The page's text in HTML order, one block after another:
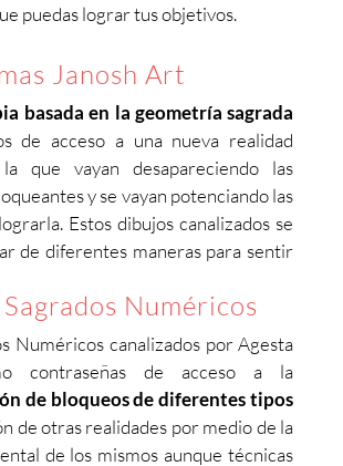
puedas lograr tus objetivos.
Janosh Art
basada en la geometría sagrada
de acceso a una nueva realidad
que vayan desapareciendo las
y se vayan potenciando las
Estos dibujos canalizados se
de diferentes maneras para sentir
Numéricos
Numéricos canalizados por Agesta
contraseñas de acceso a la
de bloqueos de diferentes tipos
de otras realidades por medio de la
de los mismos aunque técnicas